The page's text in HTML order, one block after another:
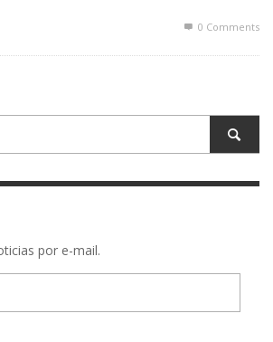
0 Comments
por e-mail.